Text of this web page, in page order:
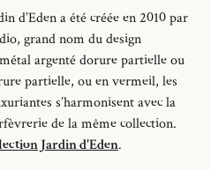
d’Eden a été créée en 2010 par
, grand nom du design
argenté dorure partielle ou
partielle, ou en vermeil, les
s’harmonisent avec la
de la même collection.
Jardin d'Eden.